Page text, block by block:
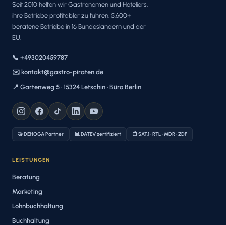
Seit 2010 helfen wir Gastronomen und Hoteliers,
ihre Betriebe profitabler zu führen. 5.600+
beratene Betriebe in 16 Bundesländern und der
EU.
📞 +493020459787
✉️ kontakt@gastro-piraten.de
📍 Gartenweg 5 · 15324 Letschin · Büro Berlin
🤝 DEHOGA Partner 📊 DATEV zertifiziert 📺 SAT.1 · RTL · MDR · ZDF
LEISTUNGEN
Beratung
Marketing
Lohnbuchhaltung
Buchhaltung